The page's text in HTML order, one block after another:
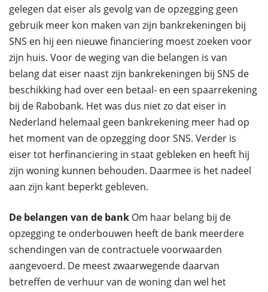
gelegen dat eiser als gevolg van de opzegging geen
gebruik meer kon maken van zijn bankrekeningen bij
SNS en hij een nieuwe financiering moest zoeken voor
zijn huis. Voor de weging van die belangen is van
belang dat eiser naast zijn bankrekeningen bij SNS de
beschikking had over een betaal- en een spaarrekening
bij de Rabobank. Het was dus niet zo dat eiser in
Nederland helemaal geen bankrekening meer had op
het moment van de opzegging door SNS. Verder is
eiser tot herfinanciering in staat gebleken en heeft hij
zijn woning kunnen behouden. Daarmee is het nadeel
aan zijn kant beperkt gebleven.
De belangen van de bank Om haar belang bij de
opzegging te onderbouwen heeft de bank meerdere
schendingen van de contractuele voorwaarden
aangevoerd. De meest zwaarwegende daarvan
betreffen de verhuur van de woning dan wel het